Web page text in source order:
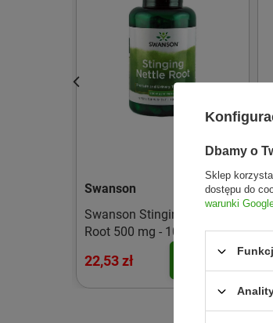
Swanson
Swanson Stinging Nettle
Root 500 mg - 100 kaps.
22,53 zł
Dbamy o
Sklep
dostępu do
warunki